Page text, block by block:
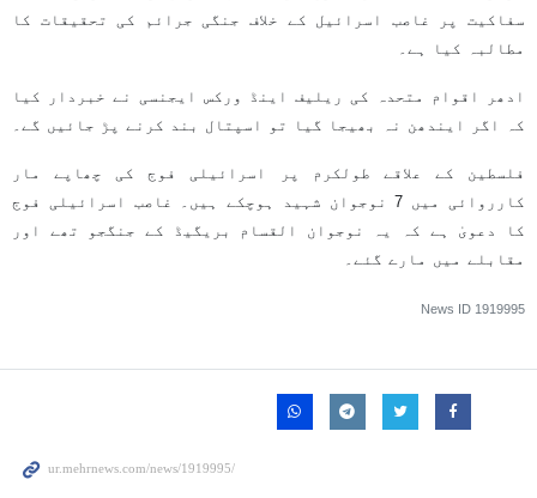
سفاکیت پر غاصب اسرائیل کے خلاف جنگی جرائم کی تحقیقات کا
مطالبہ کیا ہے۔
ادھر اقوام متحدہ کی ریلیف اینڈ ورکس ایجنسی نے خبردار کیا
کہ اگر ایندھن نہ بھیجا گیا تو اسپتال بند کرنے پڑ جائیں گے۔
فلسطین کے علاقے طولکرم پر اسرائیلی فوج کی چھاپے مار
کارروائی میں 7 نوجوان شہید ہوچکے ہیں۔ غاصب اسرائیلی فوج
کا دعویٰ ہے کہ یہ نوجوان القسام بریگیڈ کے جنگجو تھے اور
مقابلے میں مارے گئے۔
News ID 1919995